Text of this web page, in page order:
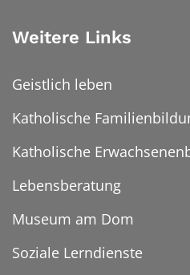
Weitere Links
Geistlich leben
Katholische
Katholische
Lebensberatung
Museum am Dom
Soziale Lerndienste